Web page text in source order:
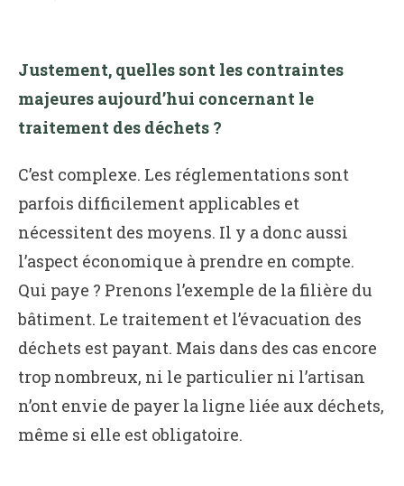
Justement, quelles sont les contraintes
majeures aujourd’hui concernant le
traitement des déchets ?
C’est complexe. Les réglementations sont
parfois difficilement applicables et
nécessitent des moyens. Il y a donc aussi
l’aspect économique à prendre en compte.
Qui paye ? Prenons l’exemple de la filière du
bâtiment. Le traitement et l’évacuation des
déchets est payant. Mais dans des cas encore
trop nombreux, ni le particulier ni l’artisan
n’ont envie de payer la ligne liée aux déchets,
même si elle est obligatoire.